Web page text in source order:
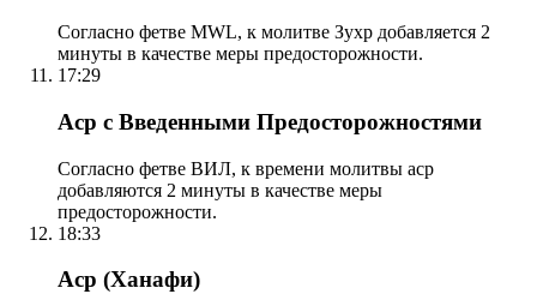
Согласно фетве MWL, к молитве Зухр добавляется 2
минуты в качестве меры предосторожности.
17:29
Аср с Введенными Предосторожностями
Согласно фетве ВИЛ, к времени молитвы аср
добавляются 2 минуты в качестве меры
предосторожности.
18:33
Аср (Ханафи)